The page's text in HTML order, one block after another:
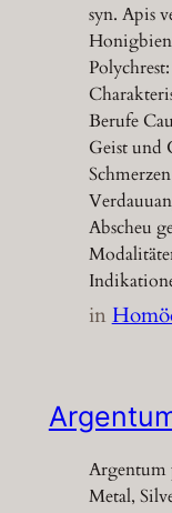
syn. Apis
Berufe
Geist und
Abscheu
in
Argentum
Metal,